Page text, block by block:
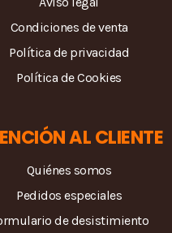
Condiciones de venta
Política de privacidad
Política de Cookies
AL CLIENTE
Quiénes somos
Pedidos especiales
de desistimiento